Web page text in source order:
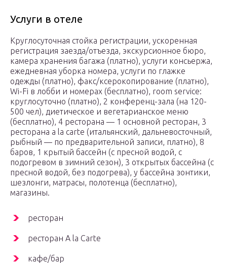
Услуги в отеле
Круглосуточная стойка регистрации, ускоренная
регистрация заезда/отъезда, экскурсионное бюро,
камера хранения багажа (платно), услуги консьержа,
ежедневная уборка номера, услуги по глажке
одежды (платно), факс/ксерокопирование (платно),
Wi-Fi в лобби и номерах (бесплатно), room service:
круглосуточно (платно), 2 конференц-зала (на 120-
500 чел), диетическое и вегетарианское меню
(бесплатно), 4 ресторана — 1 основной ресторан, 3
ресторана a la carte (итальянский, дальневосточный,
рыбный — по предварительной записи, платно), 8
баров, 1 крытый бассейн (с пресной водой, с
подогревом в зимний сезон), 3 открытых бассейна (с
пресной водой, без подогрева), у бассейна зонтики,
шезлонги, матрасы, полотенца (бесплатно),
магазины.
ресторан
ресторан A la Carte
кафе/бар